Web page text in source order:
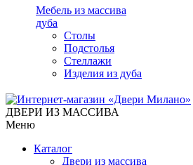
Мебель из массива
дуба
Столы
Подстолья
Стеллажи
Изделия из дуба
ДВЕРИ ИЗ МАССИВА
Меню
Каталог
Двери из массива